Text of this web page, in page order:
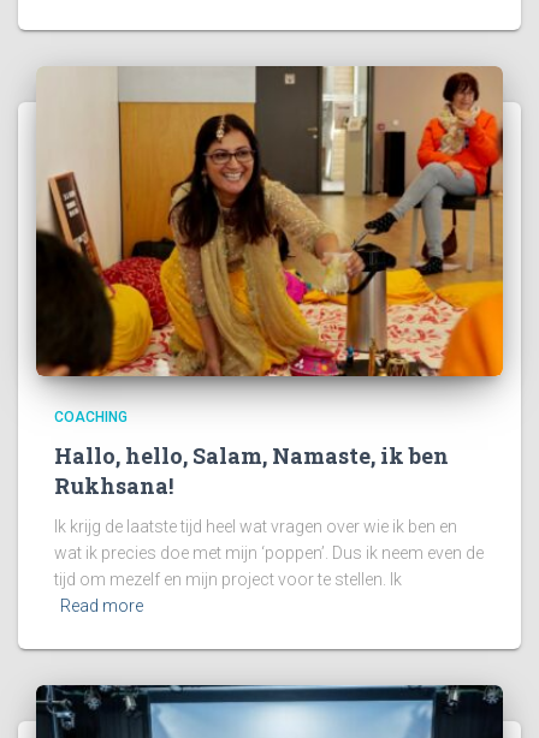
COACHING
Hallo, hello, Salam, Namaste, ik ben
Rukhsana!
Ik krijg de laatste tijd heel wat vragen over wie ik ben en
wat ik precies doe met mijn ‘poppen’. Dus ik neem even de
tijd om mezelf en mijn project voor te stellen. Ik
Read more